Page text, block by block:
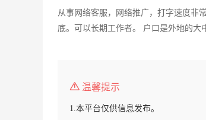
从事网络客服，网络推广，打字速度非
底。可以长期工作者。 户口是外地的大
温馨提示
1.本平台仅供信息发布。